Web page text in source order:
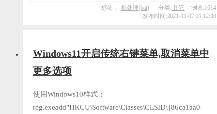
标签： 批处理(bat) 分类: 其它
浏览:1614
发布时间:2021-11-07 21:12:38
​Windows11开启传统右键菜单,取消菜单中
更多选项
使用Windows10样式：
reg.exeadd"HKCU\Software\Classes\CLSID\{86ca1aa0-